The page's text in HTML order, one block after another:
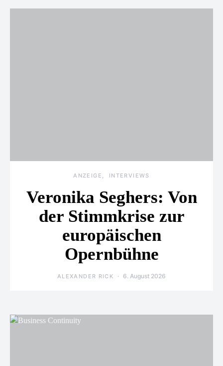
ANZEIGE INTERVIEWS
Veronika Seghers: Von
der Stimmkrise zur
europäischen
Opernbühne
ALEXANDER RICK 6. August 2026